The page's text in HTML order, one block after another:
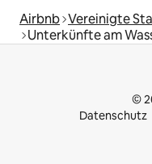
Airbnb Vereinigte
Unterkünfte am
©
Datenschutz